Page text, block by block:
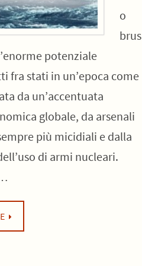
o
brus
potenziale
fra stati in un’epoca come
da un’accentuata
globale, da arsenali
più micidiali e dalla
di armi nucleari.